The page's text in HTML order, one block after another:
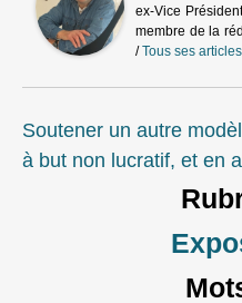
ex-Vice
membre de la
/Tous ses articles
Soutener un autre
à but non lucratif, et en